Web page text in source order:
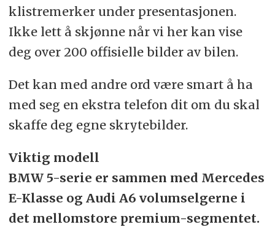
klistremerker under presentasjonen.
Ikke lett å skjønne når vi her kan vise
deg over 200 offisielle bilder av bilen.
Det kan med andre ord være smart å ha
med seg en ekstra telefon dit om du skal
skaffe deg egne skrytebilder.
Viktig modell
BMW 5-serie er sammen med Mercedes
E-Klasse og Audi A6 volumselgerne i
det mellomstore premium-segmentet.